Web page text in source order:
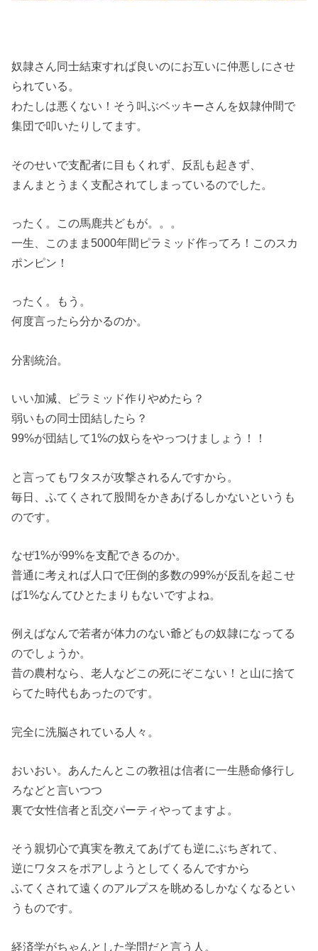
奴隷さん同士結束すれば良いのにお互いに仲悪しにさせ
られている。
わたしは悪くない！そう叫ぶベッキーさんを奴隷仲間で
集団で叩いたりしてます。
そのせいで支配者に目もくれず、反乱も起きず、
まんまとうまく支配されてしまっているのでした。
ったく。この馬鹿共どもが。。。
一生、このまま5000年間ピラミッド作ってろ！このスカ
ポンピン！
ったく。もう。
何度言ったら分かるのか。
分割統治。
いい加減、ピラミッド作りやめたら？
弱いもの同士団結したら？
99%が団結して1%の奴らをやっつけましょう！！
と言ってもワタスが攻撃されるんですから。
毎日、ふてくされて股間をかきあげるしかないというも
のです。
なぜ1%が99%を支配できるのか。
普通に考えれば人口で圧倒的多数の99%が反乱を起こせ
ば1%なんてひとたまりもないですよね。
例えばなんで若者が体力のない爺どもの奴隷になってる
のでしょうか。
昔の農村なら、老人などこの死にぞこない！と山に捨て
らてた時代もあったのです。
完全に洗脳されている人々。
おいおい。あんたんとこの教祖は信者に一生懸命修行し
ろなどと言いつつ
裏で女性信者と乱交パーティやってますよ。
そう親切心で真実を教えてあげても逆にぶちぎれて、
逆にワタスをポアしようとしてくるんですから
ふてくされて遠くのアルプスを眺めるしかなくなるとい
うものです。
経済学がちゃんとした学問だと言う人。